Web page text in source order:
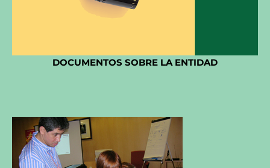
DOCUMENTOS SOBRE LA ENTIDAD